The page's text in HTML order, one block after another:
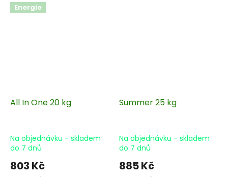
Energie
All In One 20 kg
Na objednávku - skladem
do 7 dnů
803 Kč
Summer 25 kg
Na objednávku - skladem
do 7 dnů
885 Kč